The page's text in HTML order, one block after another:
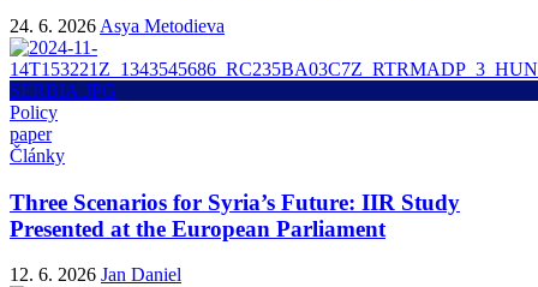
24. 6. 2026 Asya Metodieva
Policy
paper
Články
Three Scenarios for Syria’s Future: IIR Study
Presented at the European Parliament
12. 6. 2026 Jan Daniel